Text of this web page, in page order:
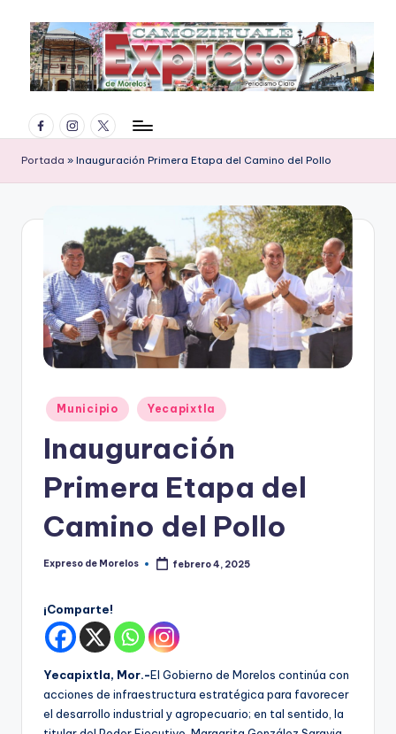
Saltar
contenido
x
p
e
o
d
M
el
FacebookInstagram
Twitter
Portada » Inauguración Primera Etapa del Camino del Pollo
Publicado
en
Municipio Yecapixtla
Inauguración
Primera Etapa del
Camino del Pollo
Publicado
Expreso de Morelos febrero 4, 2025
¡Comparte!
Yecapixtla, Mor.-El Gobierno de Morelos continúa con
acciones de infraestructura estratégica para favorecer
el desarrollo industrial y agropecuario; en tal sentido, la